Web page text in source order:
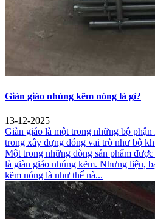
Giàn giáo nhúng kẽm nóng là gì?
13-12-2025
Giàn giáo là một trong những bộ
trong xây dựng đóng vai trò như bộ
Một trong những dòng sản phẩm
là giàn giáo nhúng kẽm. Nhưng liệu,
kẽm nóng là như thế nà...